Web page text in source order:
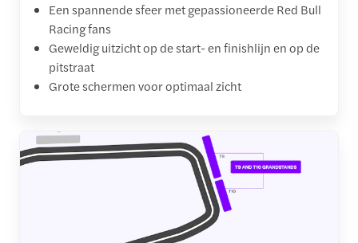
Een spannende sfeer met gepassioneerde Red Bull
Racing fans
Geweldig uitzicht op de start- en finishlijn en op de
pitstraat
Grote schermen voor optimaal zicht